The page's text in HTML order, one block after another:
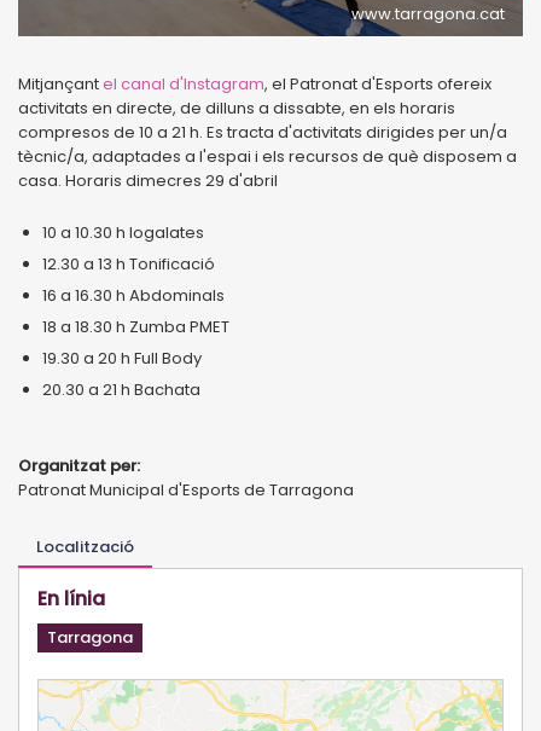
www.tarragona.cat
Mitjançantel canal d'Instagram, el Patronat d'Esports ofereix
activitats en directe, de dilluns a dissabte, en els horaris
compresos de 10 a 21 h. Es tracta d'activitats dirigides per un/a
tècnic/a, adaptades a l'espai i els recursos de què disposem a
casa. Horaris dimecres 29 d'abril
10 a 10.30 h Iogalates
12.30 a 13 h Tonificació
16 a 16.30 h Abdominals
18 a 18.30 h Zumba PMET
19.30 a 20 h Full Body
20.30 a 21 h Bachata
Organitzat per:
Patronat Municipal d'Esports de Tarragona
Localització
En línia
Tarragona